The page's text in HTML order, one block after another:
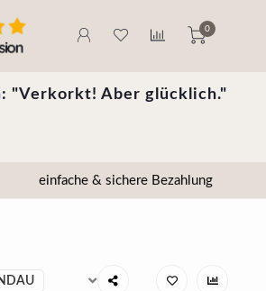
0
"Verkorkt! Aber glücklich."
einfache & sichere Bezahlung